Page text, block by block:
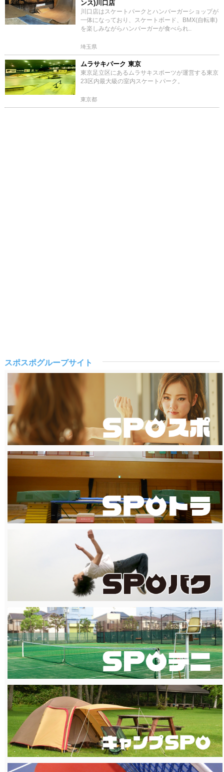
ンス)川口店
川口店はスケートパークとハンバーガーショップが
一体になっており、スケートボード、BMX(自転車)
を楽しみながらハンバーガーが食べられ..
埼玉県
ムラサキパーク 東京
東京足立区にあるムラサキスポーツが運営する東京
23区内最大級の室内スケートパーク。
東京都
スポスポグループサイト